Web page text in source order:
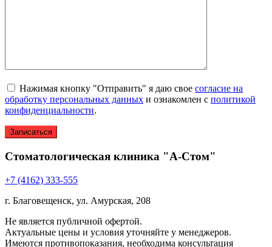
Нажимая кнопку "Отправить" я даю свое согласие на
обработку персональных данных и ознакомлен с политикой
конфиденциальности.
Стоматологическая клиника "А-Стом"
+7 (4162) 333-555
г. Благовещенск, ул. Амурская, 208
Не является публичной офертой.
Актуальные цены и условия уточняйте у менеджеров.
Имеются противопоказания, необходима консультация